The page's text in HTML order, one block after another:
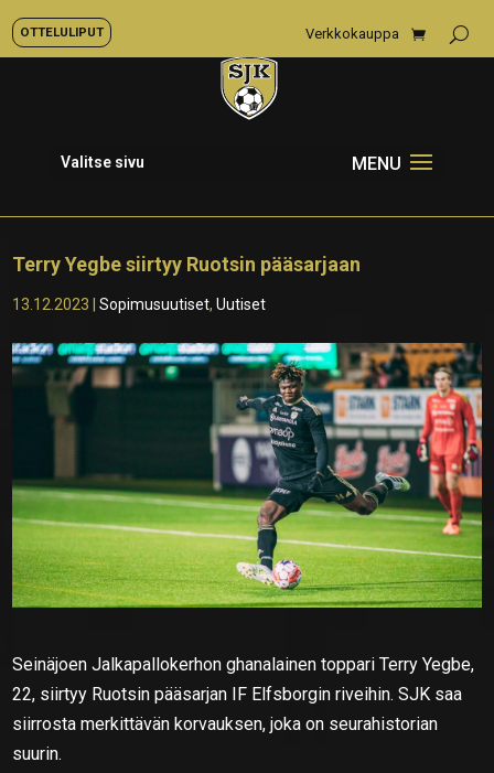
OTTELULIPUT Verkkokauppa
Valitse sivu
Terry Yegbe siirtyy Ruotsin pääsarjaan
13.12.2023 |Sopimusuutiset,Uutiset
Seinäjoen Jalkapallokerhon ghanalainen toppari Terry Yegbe,
22, siirtyy Ruotsin pääsarjan IF Elfsborgin riveihin. SJK saa
siirrosta merkittävän korvauksen, joka on seurahistorian
suurin.